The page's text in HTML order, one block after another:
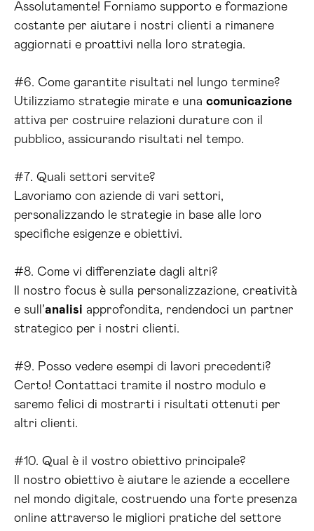
Assolutamente! Forniamo supporto e formazione
costante per aiutare i nostri clienti a rimanere
aggiornati e proattivi nella loro strategia.
#6. Come garantite risultati nel lungo termine?
Utilizziamo strategie mirate e una comunicazione
attiva per costruire relazioni durature con il
pubblico, assicurando risultati nel tempo.
#7. Quali settori servite?
Lavoriamo con aziende di vari settori,
personalizzando le strategie in base alle loro
specifiche esigenze e obiettivi.
#8. Come vi differenziate dagli altri?
Il nostro focus è sulla personalizzazione, creatività
e sull’analisi approfondita, rendendoci un partner
strategico per i nostri clienti.
#9. Posso vedere esempi di lavori precedenti?
Certo! Contattaci tramite il nostro modulo e
saremo felici di mostrarti i risultati ottenuti per
altri clienti.
#10. Qual è il vostro obiettivo principale?
Il nostro obiettivo è aiutare le aziende a eccellere
nel mondo digitale, costruendo una forte presenza
online attraverso le migliori pratiche del settore